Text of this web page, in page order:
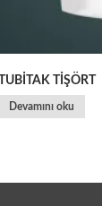
TİŞÖRT
Devamını oku